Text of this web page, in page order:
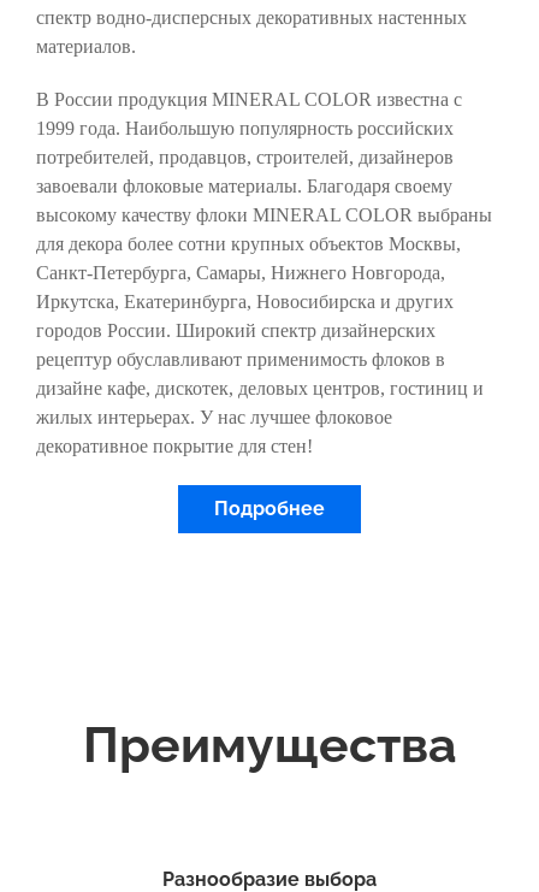
спектр водно-дисперсных декоративных настенных
материалов.
В России продукция MINERAL COLOR известна с
1999 года. Наибольшую популярность российских
потребителей, продавцов, строителей, дизайнеров
завоевали флоковые материалы. Благодаря своему
высокому качеству флоки MINERAL COLOR выбраны
для декора более сотни крупных объектов Москвы,
Санкт-Петербурга, Самары, Нижнего Новгорода,
Иркутска, Екатеринбурга, Новосибирска и других
городов России. Широкий спектр дизайнерских
рецептур обуславливают применимость флоков в
дизайне кафе, дискотек, деловых центров, гостиниц и
жилых интерьерах. У нас лучшее флоковое
декоративное покрытие для стен!
Подробнее
Преимущества
Разнообразие выбора